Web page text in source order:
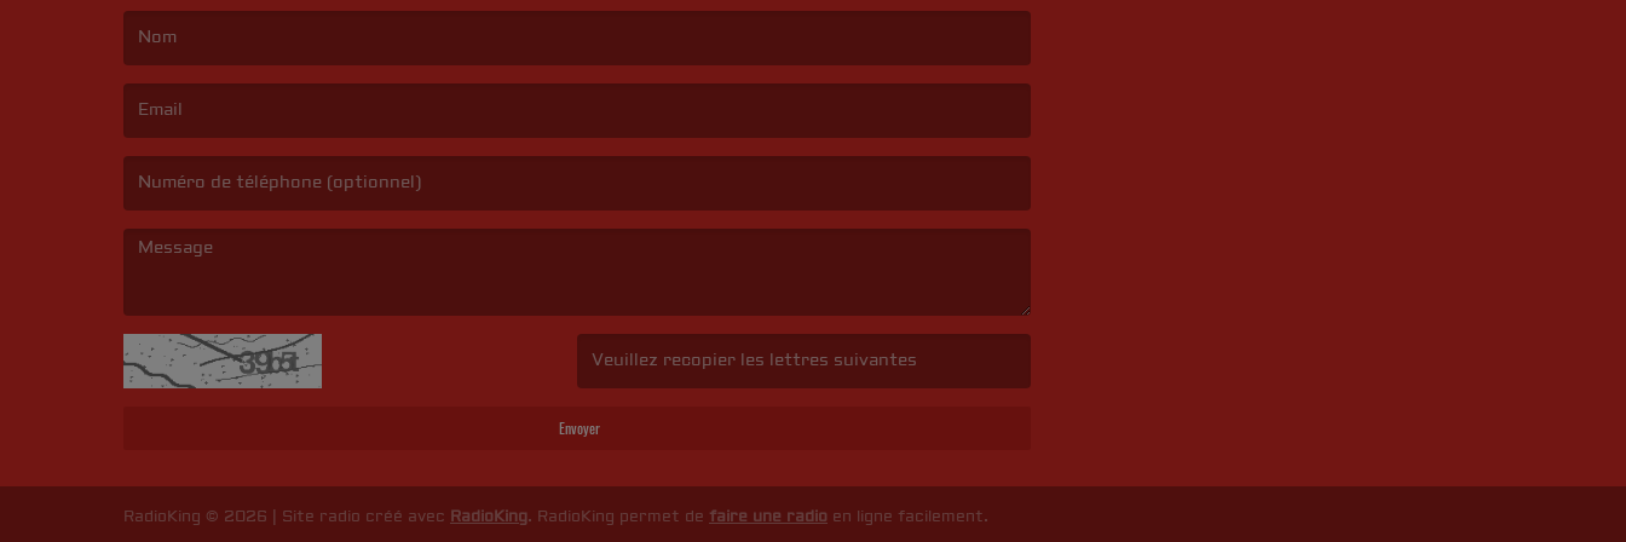
Envoyer
RadioKing © 2026 | Site radio créé avec RadioKing. RadioKing permet de faire une radio en ligne facilement.